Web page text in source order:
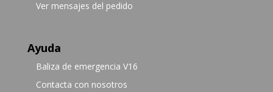
Ver mensajes del pedido
Ayuda
Baliza de emergencia V16
Contacta con nosotros